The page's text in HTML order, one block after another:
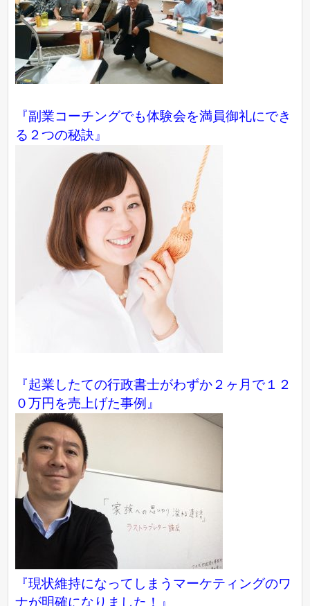
『副業コーチングでも体験会を満員御礼にでき
る２つの秘訣』
『起業したての行政書士がわずか２ヶ月で１２
０万円を売上げた事例』
『現状維持になってしまうマーケティングのワ
ナが明確になりました！』